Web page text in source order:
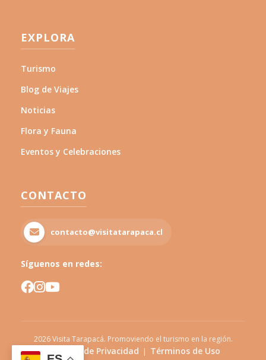
EXPLORA
Turismo
Blog de Viajes
Noticias
Flora y Fauna
Eventos y Celebraciones
CONTACTO
contacto@visitatarapaca.cl
Síguenos en redes:
2026Visita Tarapacá. Promoviendo el turismo en la región.
Políticas de Privacidad | Términos de Uso